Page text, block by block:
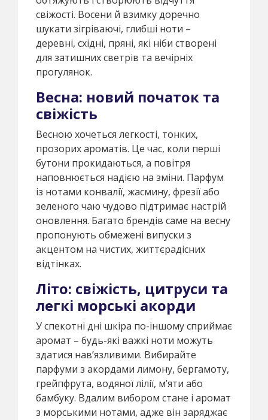
свіжості. Восени й взимку доречно
шукати зігріваючі, глибші ноти –
деревні, східні, пряні, які ніби створені
для затишних светрів та вечірніх
прогулянок.
Весна: новий початок та
свіжість
Весною хочеться легкості, тонких,
прозорих ароматів. Це час, коли перші
бутони прокидаються, а повітря
наповнюється надією на зміни. Парфум
із нотами конвалії, жасмину, фрезії або
зеленого чаю чудово підтримає настрій
оновлення. Багато брендів саме на весну
пропонують обмежені випуски з
акцентом на чистих, життєрадісних
відтінках.
Літо: свіжість, цитруси та
легкі морські акорди
У спекотні дні шкіра по-іншому сприймає
аромат – будь-які важкі ноти можуть
здатися нав’язливими. Вибирайте
парфуми з акордами лимону, бергамоту,
грейпфрута, водяної лілії, м’яти або
бамбуку. Вдалим вибором стане і аромат
з морськими нотами, адже він заряджає